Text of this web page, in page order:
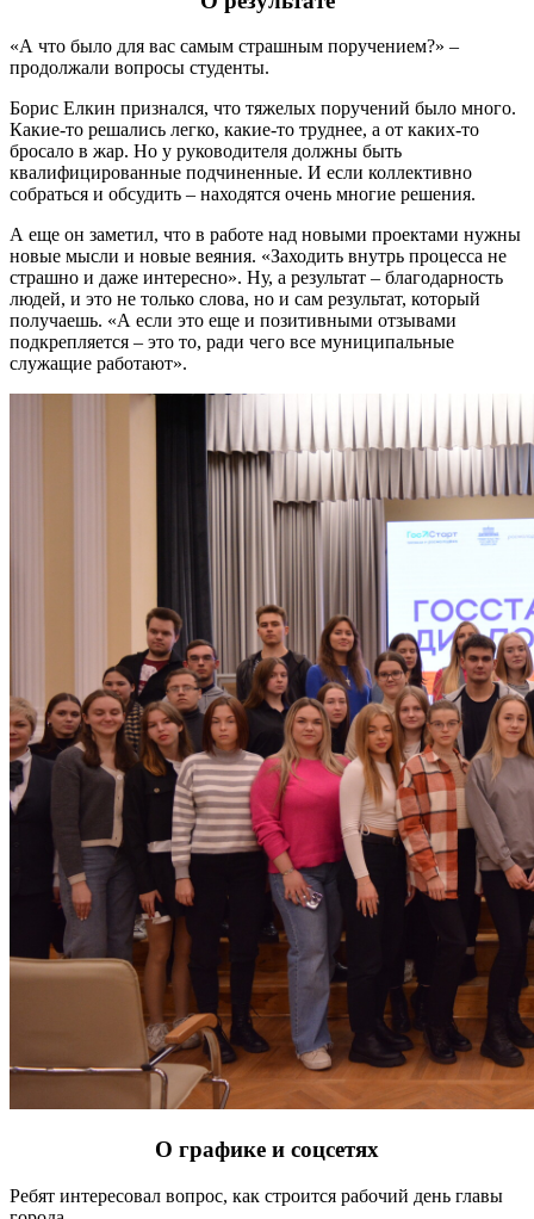
«А что было для вас самым страшным поручением?» –
продолжали вопросы студенты.
Борис Елкин признался, что тяжелых поручений было много.
Какие-то решались легко, какие-то труднее, а от каких-то
бросало в жар. Но у руководителя должны быть
квалифицированные подчиненные. И если коллективно
собраться и обсудить – находятся очень многие решения.
А еще он заметил, что в работе над новыми проектами нужны
новые мысли и новые веяния. «Заходить внутрь процесса не
страшно и даже интересно». Ну, а результат – благодарность
людей, и это не только слова, но и сам результат, который
получаешь. «А если это еще и позитивными отзывами
подкрепляется – это то, ради чего все муниципальные
служащие работают».
О графике и соцсетях
Ребят интересовал вопрос, как строится рабочий день главы